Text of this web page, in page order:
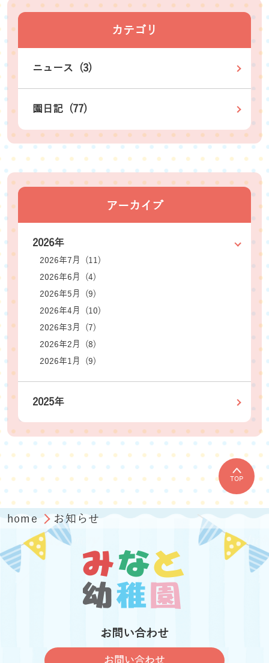
カテゴリ
ニュース (3)
園日記 (77)
アーカイブ
2026年
2026年7月 (11)
2026年6月 (4)
2026年5月 (9)
2026年4月 (10)
2026年3月 (7)
2026年2月 (8)
2026年1月 (9)
2025年
TOP
home お知らせ
お問い合わせ
お問い合わせ